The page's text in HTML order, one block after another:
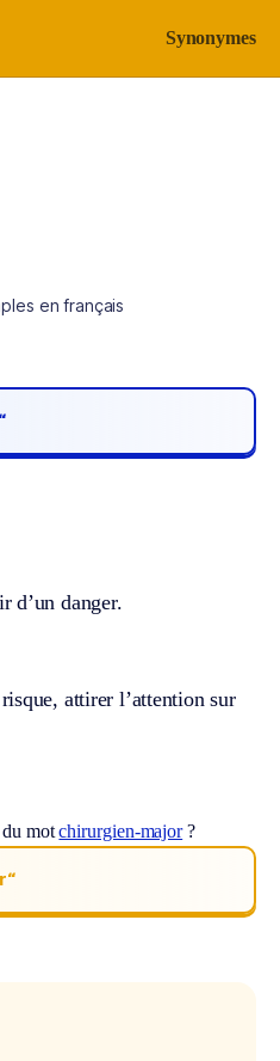
Synonymes
en français
d’un danger.
attirer l’attention sur
du motchirurgien-major?